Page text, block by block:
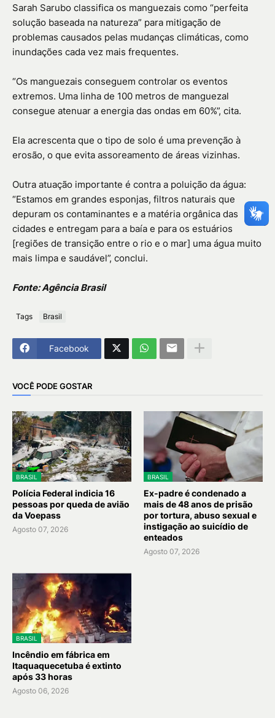
Sarah Sarubo classifica os manguezais como “perfeita
solução baseada na natureza” para mitigação de
problemas causados pelas mudanças climáticas, como
inundações cada vez mais frequentes.
“Os manguezais conseguem controlar os eventos
extremos. Uma linha de 100 metros de manguezal
consegue atenuar a energia das ondas em 60%”, cita.
Ela acrescenta que o tipo de solo é uma prevenção à
erosão, o que evita assoreamento de áreas vizinhas.
Outra atuação importante é contra a poluição da água:
“Estamos em grandes esponjas, filtros naturais que
depuram os contaminantes e a matéria orgânica das
cidades e entregam para a baía e para os estuários
[regiões de transição entre o rio e o mar] uma água muito
mais limpa e saudável”, conclui.
Fonte: Agência Brasil
Tags Brasil
Facebook
VOCÊ PODE GOSTAR
BRASIL
Polícia Federal indicia 16
pessoas por queda de avião
da Voepass
Agosto 07, 2026
BRASIL
Ex-padre é condenado a
mais de 48 anos de prisão
por tortura, abuso sexual e
instigação ao suicídio de
enteados
Agosto 07, 2026
BRASIL
Incêndio em fábrica em
Itaquaquecetuba é extinto
após 33 horas
Agosto 06, 2026